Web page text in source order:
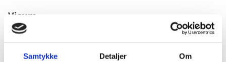
Samtykke Detaljer Om
Visum
Visumpligt (maks. 90 dage). Visum kan søges hos
Burundis ambassade eller ved ankomst til landet.